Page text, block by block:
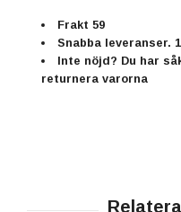
Frakt 59
Snabba leveranser.
Inte nöjd? Du har
returnera varorna